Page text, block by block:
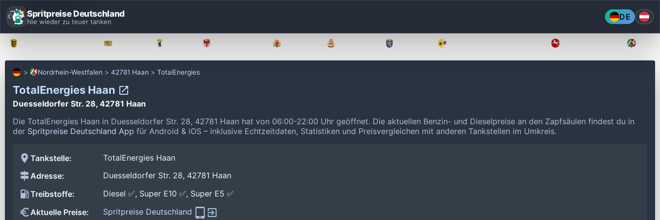
Spritpreise Deutschland
Nie wieder zu teuer tanken DE
Nordrhein-Westfalen 42781 Haan TotalEnergies
TotalEnergies Haan
Duesseldorfer Str. 28, 42781 Haan
Die TotalEnergies Haan in Duesseldorfer Str. 28, 42781 Haan hat von 06:00-22:00 Uhr geöffnet. Die aktuellen Benzin- und Dieselpreise an den Zapfsäulen findest du in
der Spritpreise Deutschland App für Android & iOS – inklusive Echtzeitdaten, Statistiken und Preisvergleichen mit anderen Tankstellen im Umkreis.
Tankstelle:
TotalEnergies Haan
Adresse:
Duesseldorfer Str. 28, 42781 Haan
Treibstoffe:
Diesel ✅, Super E10 ✅, Super E5 ✅
Aktuelle Preise:
Spritpreise Deutschland